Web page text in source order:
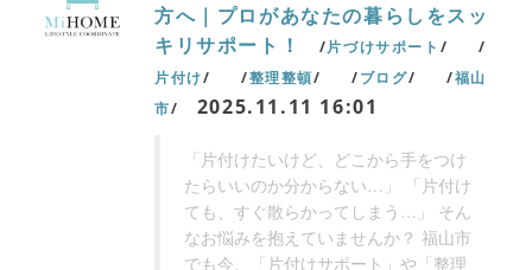
方へ｜プロがあなたの暮らしをスッ
キリサポート！
片づけサポート
片付け
整理整頓 ブログ
福山
市
2025.11.11 16:01
「片付けたいけど、どこから手をつけ
たらいいのか分からない…」 「片付け
ても、すぐ散らかってしまう…」 そん
なお悩みを抱えていませんか？ 福山市
でも今、「片付けサポート」や「整理